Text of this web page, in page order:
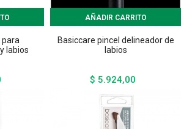
para
labios
AÑADIR CARRITO
Basiccare pincel delineador de
labios
$ 5.924,00